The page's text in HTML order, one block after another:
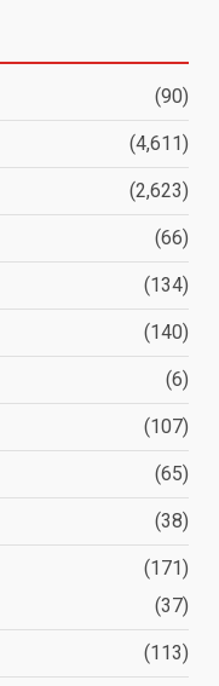
(90)
(4,611)
(2,623)
(66)
(134)
(140)
(6)
(107)
(65)
(38)
(171)
(37)
(113)